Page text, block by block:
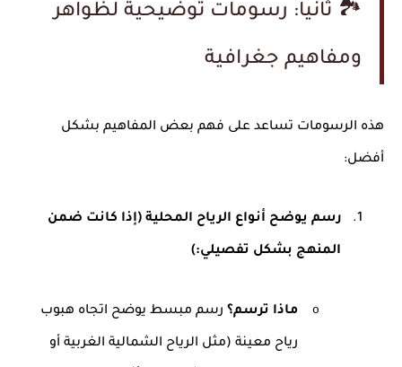
🏞 ثانياً: رسومات توضيحية لظواهر
ومفاهيم جغرافية
هذه الرسومات تساعد على فهم بعض المفاهيم بشكل
أفضل:
1. رسم يوضح أنواع الرياح المحلية (إذا كانت ضمن
المنهج بشكل تفصيلي(:
o ماذا ترسم؟ رسم مبسط يوضح اتجاه هبوب
رياح معينة (مثل الرياح الشمالية الغربية أو